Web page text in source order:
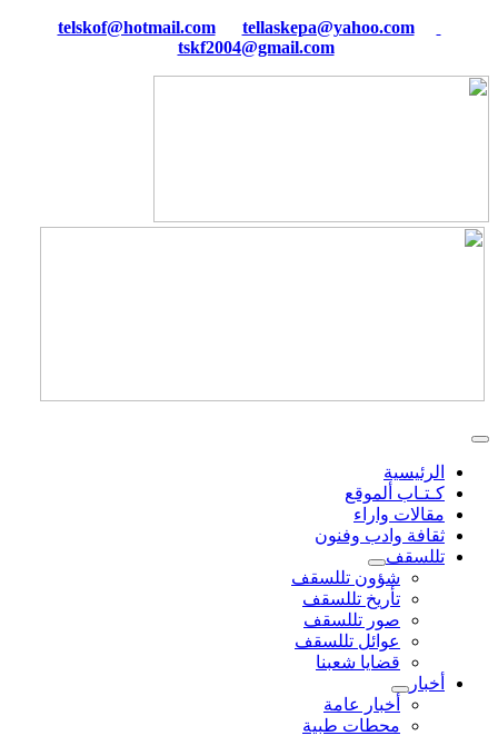
tellaskepa@yahoo.com
tskf2004@gmail.com
الرئيسية
كـتـاب ألموقع
مقالات واراء
ثقافة وادب وفنون
تللسقف
شؤون تللسقف
تأريخ تللسقف
صور تللسقف
عوائل تللسقف
قضايا شعبنا
أخبار
أخبار عامة
محطات طبية